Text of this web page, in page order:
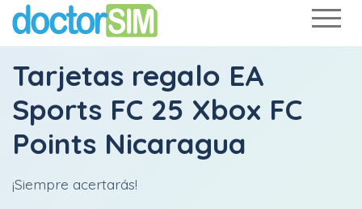
Tarjetas regalo EA
Sports FC 25 Xbox FC
Points Nicaragua
¡Siempre acertarás!